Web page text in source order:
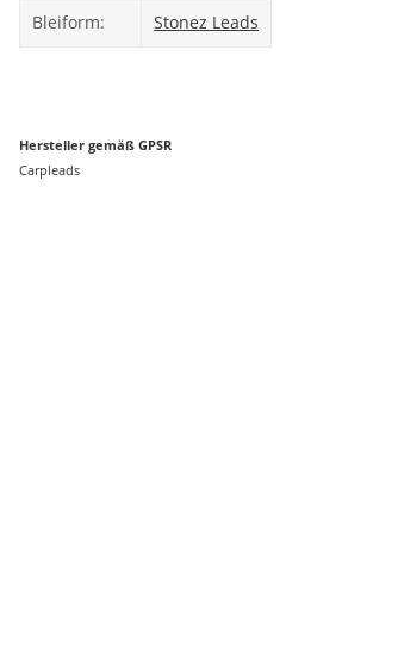
Bleiform: Stonez Leads
Hersteller gemäß GPSR
Carpleads